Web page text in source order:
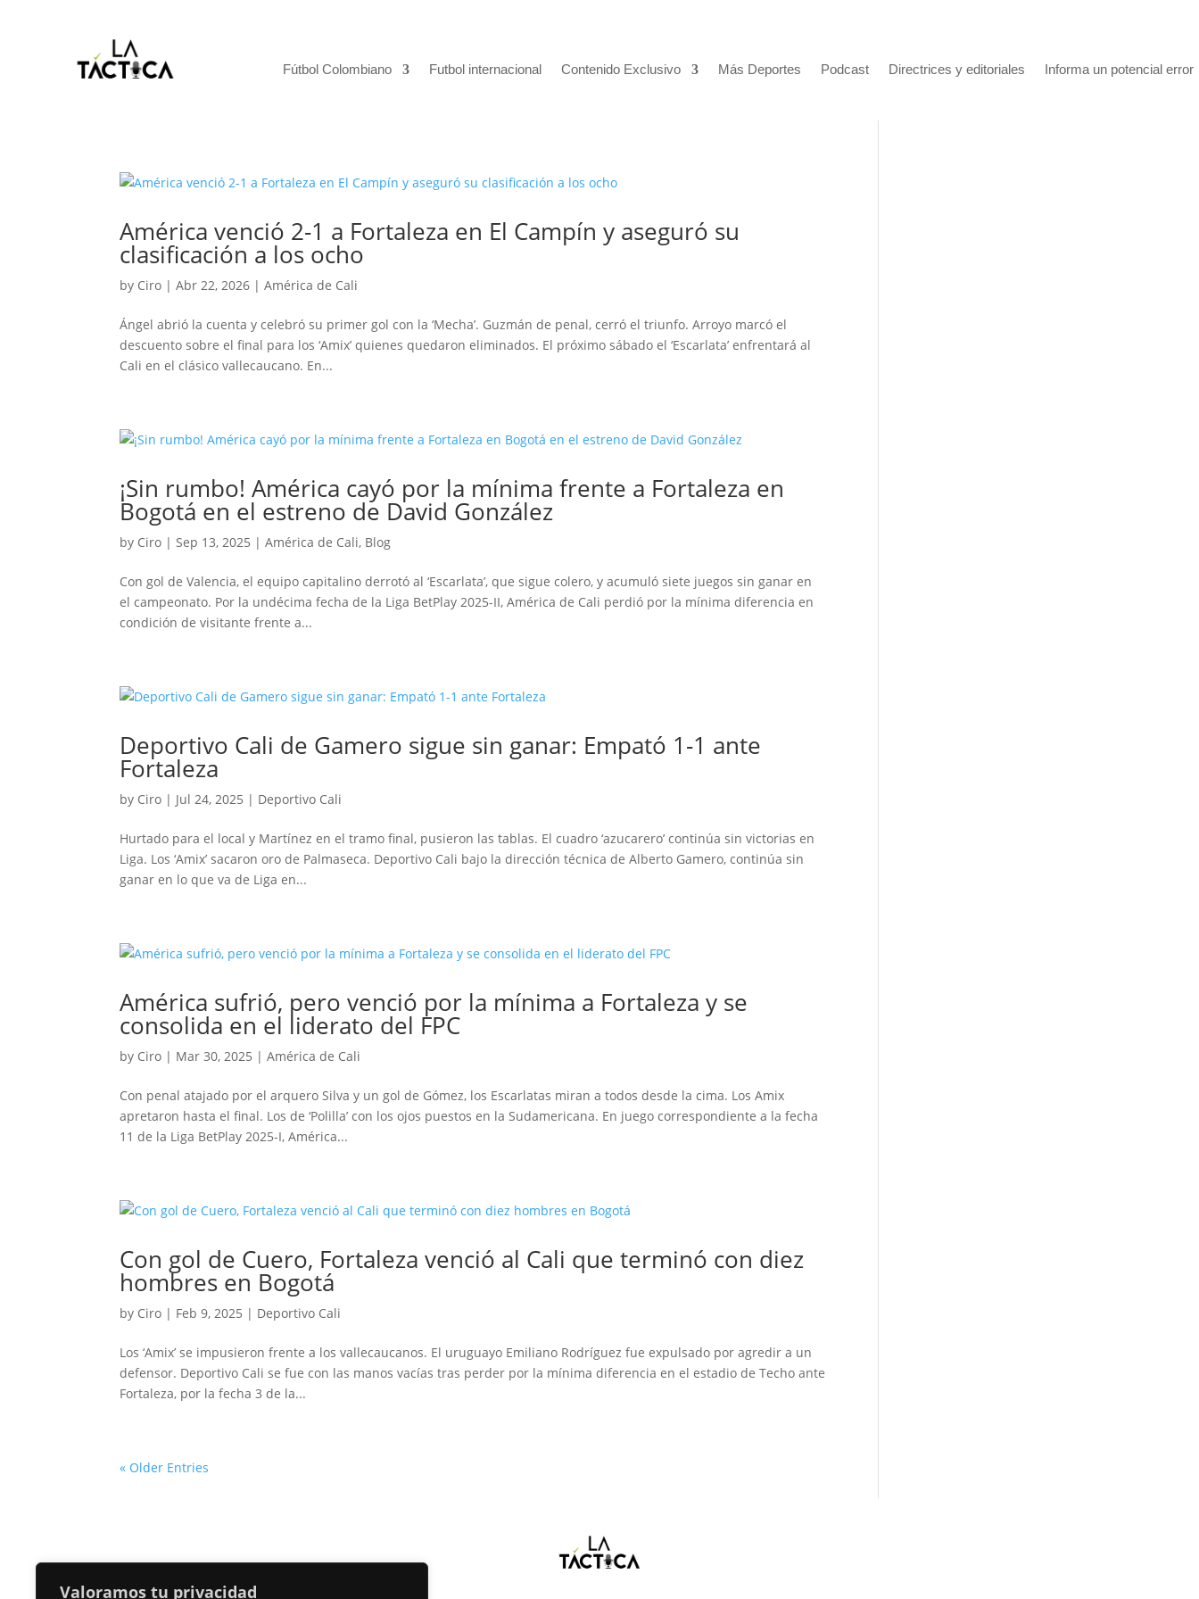
Valoramos tu privacidad
Fútbol Colombiano Futbol internacional Contenido Exclusivo Más Deportes Podcast Directrices y editoriales Informa un potencial error
América venció 2-1 a Fortaleza en El Campín y aseguró su
clasificación a los ocho
by Ciro |Abr 22, 2026 |América de Cali
Ángel abrió la cuenta y celebró su primer gol con la ‘Mecha’. Guzmán de penal, cerró el triunfo. Arroyo marcó el
descuento sobre el final para los ‘Amix’ quienes quedaron eliminados. El próximo sábado el ‘Escarlata’ enfrentará al
Cali en el clásico vallecaucano. En...
¡Sin rumbo! América cayó por la mínima frente a Fortaleza en
Bogotá en el estreno de David González
by Ciro |Sep 13, 2025 |América de Cali, Blog
Con gol de Valencia, el equipo capitalino derrotó al ‘Escarlata’, que sigue colero, y acumuló siete juegos sin ganar en
el campeonato. Por la undécima fecha de la Liga BetPlay 2025-II, América de Cali perdió por la mínima diferencia en
condición de visitante frente a...
Deportivo Cali de Gamero sigue sin ganar: Empató 1-1 ante
Fortaleza
by Ciro | Jul 24, 2025 | Deportivo Cali
Hurtado para el local y Martínez en el tramo final, pusieron las tablas. El cuadro ‘azucarero’ continúa sin victorias en
Liga. Los ‘Amix’ sacaron oro de Palmaseca. Deportivo Cali bajo la dirección técnica de Alberto Gamero, continúa sin
ganar en lo que va de Liga en...
América sufrió, pero venció por la mínima a Fortaleza y se
consolida en el liderato del FPC
by Ciro | Mar 30, 2025 |América de Cali
Con penal atajado por el arquero Silva y un gol de Gómez, los Escarlatas miran a todos desde la cima. Los Amix
apretaron hasta el final. Los de ‘Polilla’ con los ojos puestos en la Sudamericana. En juego correspondiente a la fecha
11 de la Liga BetPlay 2025-I, América...
Con gol de Cuero, Fortaleza venció al Cali que terminó con diez
hombres en Bogotá
by Ciro | Feb 9, 2025 | Deportivo Cali
Los ‘Amix’ se impusieron frente a los vallecaucanos. El uruguayo Emiliano Rodríguez fue expulsado por agredir a un
defensor. Deportivo Cali se fue con las manos vacías tras perder por la mínima diferencia en el estadio de Techo ante
Fortaleza, por la fecha 3 de la...
« Older Entries